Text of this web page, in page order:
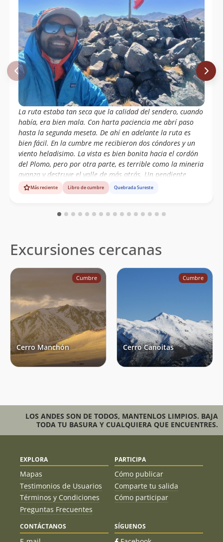
La ruta estaba tan seca que la calidad del sendero, cuando
había, era bien mala. Con harta paciencia me abrí paso
hasta la segunda meseta. De ahí en adelante la ruta es
bien fácil. En la cumbre me recibieron dos cóndores y un
viento heladisimo. La vista es bien bonita hacia el cordón
del Plomo, pero por otra parte, es terrible como la mineria
avanza y destruye el valle de más atrás. Un pendiente
menos.Más reciente Libro de cumbre Quebrada Sureste
Excursiones cercanas
Cumbre
Cerro Manchón
Cumbre
Cerro Canoitas
LOS ANDES SON DE TODOS, MANTENLOS LIMPIOS. BAJA
TODA TU BASURA Y CUALQUIERA QUE ENCUENTRES.
EXPLORA
Mapas
Testimonios de Usuarios
Términos y Condiciones
Preguntas Frecuentes
PARTICIPA
Cómo publicar
Comparte tu salida
Cómo participar
CONTÁCTANOS SÍGUENOS